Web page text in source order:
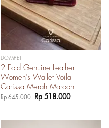
DOMPET
2 Fold Genuine Leather
Women’s Wallet Voila
Carissa Merah Maroon
Rp645.000
Harga
aslinya
Rp 518.000Harga